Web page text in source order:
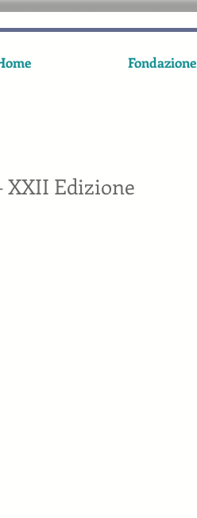
Fondazione
XXII Edizione